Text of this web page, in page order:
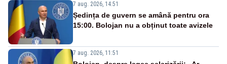
7 aug. 2026, 14:51
Ședința de guvern se amână pentru ora
15:00. Bolojan nu a obținut toate avizele
7 aug. 2026, 11:51